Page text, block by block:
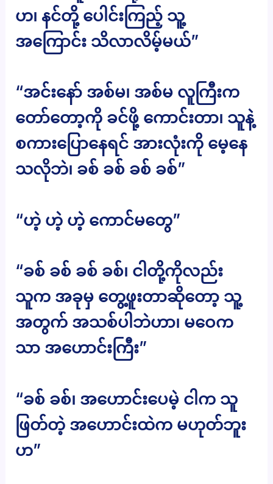
ဟ၊ နင်တို့ ပေါင်းကြည့် သူ့
အကြောင်း သိလာလိမ့်မယ်”
“အင်းနော် အစ်မ၊ အစ်မ လူကြီးက
တော်တော့ကို ခင်ဖို့ ကောင်းတာ၊ သူနဲ့
စကားပြောနေရင် အားလုံးကို မေ့နေ
သလိုဘဲ၊ ခစ် ခစ် ခစ် ခစ်”
“ဟဲ့ ဟဲ့ ဟဲ့ ကောင်မတွေ”
“ခစ် ခစ် ခစ် ခစ်၊ ငါတို့ကိုလည်း
သူက အခုမှ တွေ့ဖူးတာဆိုတော့ သူ့
အတွက် အသစ်ပါဘဲဟာ၊ မဝေက
သာ အဟောင်းကြီး”
“ခစ် ခစ်၊ အဟောင်းပေမဲ့ ငါက သူ
ဖြတ်တဲ့ အဟောင်းထဲက မဟုတ်ဘူး
ဟ”